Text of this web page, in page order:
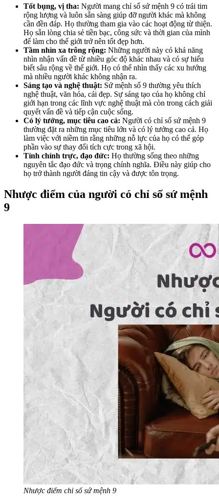
Tốt bụng, vị tha: Người mang chỉ số sứ mệnh 9 có trái tim
rộng lượng và luôn sẵn sàng giúp đỡ người khác mà không
cần đền đáp. Họ thường tham gia vào các hoạt động từ thiện.
Họ sẵn lòng chia sẻ tiền bạc, công sức và thời gian của mình
để làm cho thế giới trở nên tốt đẹp hơn.
Tầm nhìn xa trông rộng: Những người này có khả năng
nhìn nhận vấn đề từ nhiều góc độ khác nhau và có sự hiểu
biết sâu rộng về thế giới. Họ có thể nhìn thấy các xu hướng
mà nhiều người khác không nhận ra.
Sáng tạo và nghệ thuật: Sứ mệnh số 9 thường yêu thích
nghệ thuật, văn hóa, cái đẹp. Sự sáng tạo của họ không chỉ
giới hạn trong các lĩnh vực nghệ thuật mà còn trong cách giải
quyết vấn đề và tiếp cận cuộc sống.
Có lý tưởng, mục tiêu cao cả: Người có chỉ số sứ mệnh 9
thường đặt ra những mục tiêu lớn và có lý tưởng cao cả. Họ
làm việc với niềm tin rằng những nỗ lực của họ có thể góp
phần vào sự thay đổi tích cực trong xã hội.
Tính chính trực, đạo đức: Họ thường sống theo những
nguyên tắc đạo đức và trọng chính nghĩa. Điều này giúp cho
họ trở thành người đáng tin cậy và được tôn trọng.
Nhược điểm của người có chỉ số sứ mệnh
9
Nhược điểm chỉ số sứ mệnh 9